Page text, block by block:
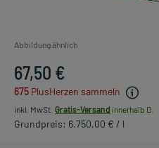
Abbildung ähnlich
67,50 €
675 PlusHerzen sammeln
inkl. MwSt. Gratis-Versand innerhalb D.
Grundpreis: 6.750,00 € / l